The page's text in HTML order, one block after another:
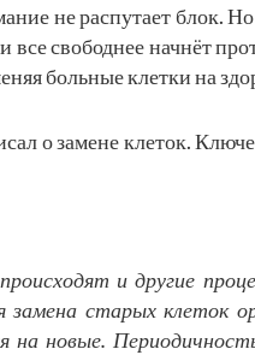
не распутает блок.
свободнее начнёт
больные клетки на
о замене клеток.
и другие
замена старых клеток
на новые.